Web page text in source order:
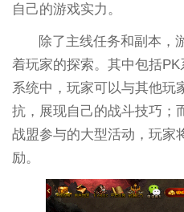
自己的游戏实力。
除了主线任务和副本，
着玩家的探索。其中包括
系统中，玩家可以与其他玩
抗，展现自己的战斗技巧；
战盟参与的大型活动，玩家
励。